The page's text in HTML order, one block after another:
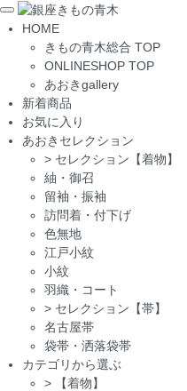
Toggle
navigation
HOME
きもの青木総合 TOP
ONLINESHOP TOP
あおきgallery
新着商品
お気に入り
あおきセレクション
> セレクション【着物】
紬・御召
留袖・振袖
訪問着・付下げ
色無地
江戸小紋
小紋
羽織・コート
> セレクション【帯】
名古屋帯
袋帯・洒落袋帯
カテゴリから選ぶ
>
【着物】